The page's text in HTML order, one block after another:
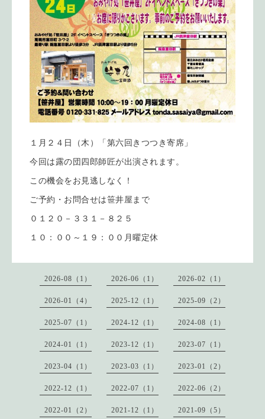
１月２４日（木）「第六回きつつき寄席」
今回は露の団四郎師匠が出演されます。
この機会をお見逃しなく！
ご予約・お問合せは笹井屋まで
０１２０－３３１－８２５
１０：００～１９：００月曜定休
2026-08（1） 2026-06（1） 2026-02（1）
2026-01（4） 2025-12（1） 2025-09（2）
2025-07（1） 2024-12（1） 2024-08（1）
2024-01（1） 2023-12（1） 2023-07（1）
2023-04（1） 2023-03（1） 2023-01（2）
2022-12（1） 2022-07（1） 2022-06（2）
2022-01（2） 2021-12（1） 2021-09（5）